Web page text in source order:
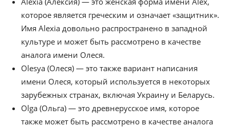
которое является греческим и означает «защитник».
Имя Alexia довольно распространено в западной
культуре и может быть рассмотрено в качестве
аналога имени Олеся.
Olesya (Олеся) — это также вариант написания
имени Олеся, который используется в некоторых
зарубежных странах, включая Украину и Беларусь.
Olga (Ольга) — это древнерусское имя, которое
также может быть рассмотрено в качестве аналога